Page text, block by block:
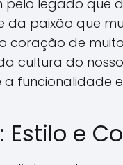
legado que
da paixão que
coração de
cultura do
funcionalidade
Estilo e